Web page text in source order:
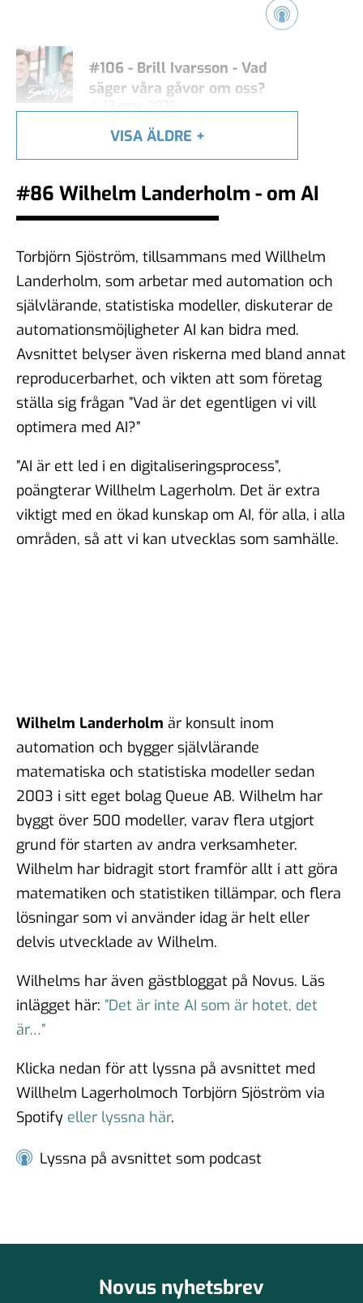
#106 - Brill Ivarsson - Vad
säger våra gåvor om oss?
#105 - Carl Heath - Äger
techjättarna vårt
demokratiska samtal?
#104 - Åsa Larsson - AI,
algoritmer och vikten av
källkritik
16 jan 2026
kunskaps- och kulturbärande
samhälle
05 dec 2025
17 okt 2025
#100 - Magnus Hjort - Att
hantera
informationspåverkan
03 okt 2025
#99 - Johannes Klenell - det
påverkansarbetet
16 sep 2025
#98 - Claire Durand -
Demokrati i världen
22 aug 2025
VISA ÄLDRE +
#86 Wilhelm Landerholm - om AI
Torbjörn Sjöström, tillsammans med Willhelm
Landerholm, som arbetar med automation och
självlärande, statistiska modeller, diskuterar de
automationsmöjligheter AI kan bidra med.
Avsnittet belyser även riskerna med bland annat
reproducerbarhet, och vikten att som företag
ställa sig frågan ”Vad är det egentligen vi vill
optimera med AI?”
”AI är ett led i en digitaliseringsprocess”,
poängterar Willhelm Lagerholm. Det är extra
viktigt med en ökad kunskap om AI, för alla, i alla
områden, så att vi kan utvecklas som samhälle.
Wilhelm Landerholm är konsult inom
automation och bygger självlärande
matematiska och statistiska modeller sedan
2003 i sitt eget bolag Queue AB. Wilhelm har
byggt över 500 modeller, varav flera utgjort
grund för starten av andra verksamheter.
Wilhelm har bidragit stort framför allt i att göra
matematiken och statistiken tillämpar, och flera
lösningar som vi använder idag är helt eller
delvis utvecklade av Wilhelm.
Wilhelms har även gästbloggat på Novus. Läs
inlägget här: ”Det är inte AI som är hotet, det
är…”
Klicka nedan för att lyssna på avsnittet med
Willhelm Lagerholmoch Torbjörn Sjöström via
Spotify eller lyssna här.
Lyssna på avsnittet som podcast
Novus nyhetsbrev